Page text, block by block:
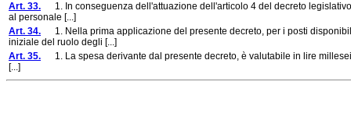
Art. 33. 1. In conseguenza dell'attuazione dell'articolo 4 del decreto
al personale [...]
Art. 34. 1. Nella prima applicazione del presente decreto, per i posti
iniziale del ruolo degli [...]
Art. 35. 1. La spesa derivante dal presente decreto, è valutabile in lire
[...]